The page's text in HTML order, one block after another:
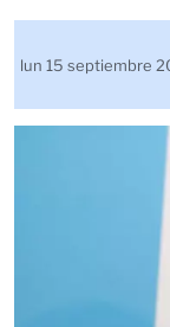
lun 15 septiembre